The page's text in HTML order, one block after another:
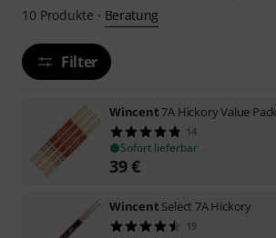
10 Produkte · Beratung
Filter
Wincent7A Hickory Value Pack
14
Sofort lieferbar
39€
Wincent Select 7A Hickory
19